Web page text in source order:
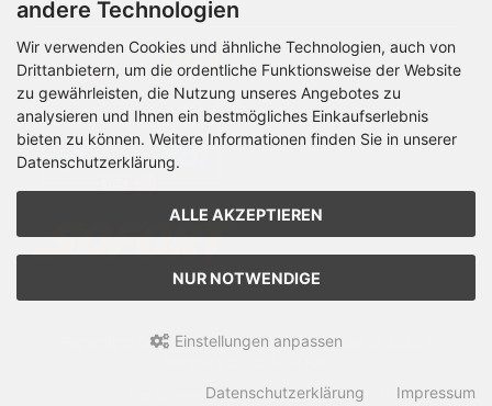
Papiertiger Onlineshop | Stationär und Online! © 2026 |
ified eCommerce Shopsoftware © 2009-2026
andere Technologien
Wir verwenden Cookies und ähnliche Technologien, auch von
Drittanbietern, um die ordentliche Funktionsweise der Website
zu gewährleisten, die Nutzung unseres Angebotes zu
analysieren und Ihnen ein bestmögliches Einkaufserlebnis
bieten zu können. Weitere Informationen finden Sie in unserer
Datenschutzerklärung.
ALLE AKZEPTIEREN
NUR NOTWENDIGE
Einstellungen anpassen
Datenschutzerklärung Impressum